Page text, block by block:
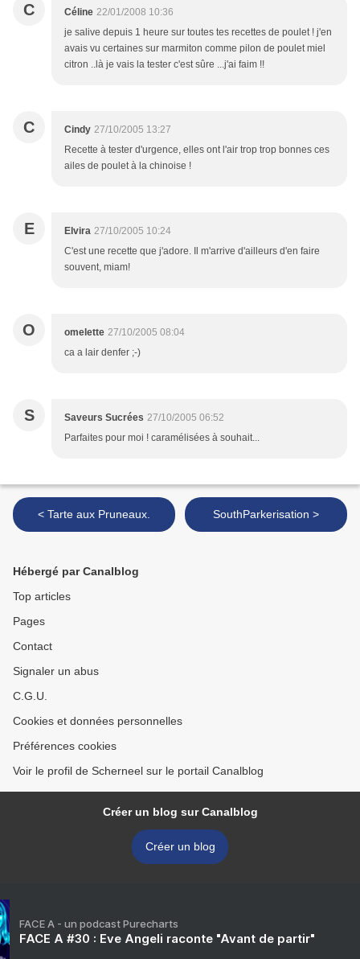
C Céline 22/01/2008 10:36
je salive depuis 1 heure sur toutes tes recettes de poulet ! j'en
avais vu certaines sur marmiton comme pilon de poulet miel
citron ..là je vais la tester c'est sûre ...j'ai faim !!
C Cindy 27/10/2005 13:27
Recette à tester d'urgence, elles ont l'air trop trop bonnes ces
ailes de poulet à la chinoise !
E Elvira 27/10/2005 10:24
C'est une recette que j'adore. Il m'arrive d'ailleurs d'en faire
souvent, miam!
O omelette 27/10/2005 08:04
ca a lair denfer ;-)
S Saveurs Sucrées 27/10/2005 06:52
Parfaites pour moi ! caramélisées à souhait...
< Tarte aux Pruneaux. SouthParkerisation >
Hébergé par Canalblog
Top articles
Pages
Contact
Signaler un abus
C.G.U.
Cookies et données personnelles
Préférences cookies
Voir le profil de Scherneel sur le portail Canalblog
Créer un blog sur Canalblog
Créer un blog
FACE A - un podcast Purecharts
FACE A #30 : Eve Angeli raconte "Avant de partir"